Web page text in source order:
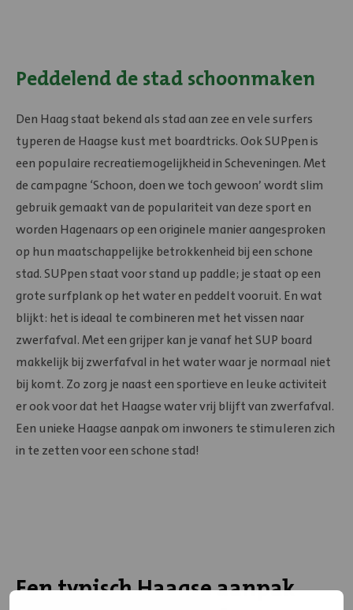
Peddelend de stad schoonmaken
Den Haag staat bekend als stad aan zee en vele surfers
typeren de Haagse kust met boardtricks. Ook SUPpen is
een populaire recreatiemogelijkheid in Scheveningen. Met
de campagne ‘Schoon, doen we toch gewoon’ wordt slim
gebruik gemaakt van de populariteit van deze sport en
worden Hagenaars op een originele manier aangesproken
op hun maatschappelijke betrokkenheid bij een schone
stad. SUPpen staat voor stand up paddle; je staat op een
grote surfplank op het water en peddelt vooruit. En wat
blijkt: het is ideaal te combineren met het vissen naar
zwerfafval. Met een grijper kan je vanaf het SUP board
makkelijk bij zwerfafval in het water waar je normaal niet
bij komt. Zo zorg je naast een sportieve en leuke activiteit
er ook voor dat het Haagse water vrij blijft van zwerfafval.
Een unieke Haagse aanpak om inwoners te stimuleren zich
in te zetten voor een schone stad!
Een typisch Haagse aanpak